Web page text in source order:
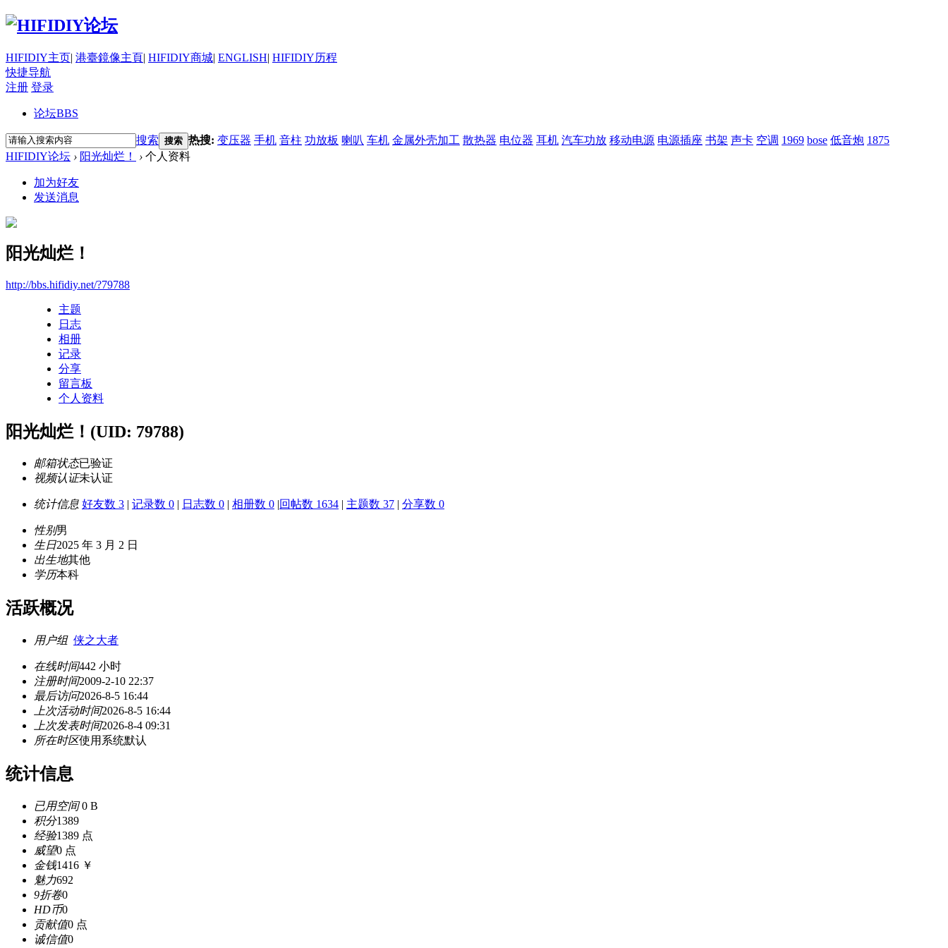
HIFIDIY主页| 港臺鏡像主頁| HIFIDIY商城| ENGLISH| HIFIDIY历程
快捷导航
注册 登录
论坛BBS
搜索 搜索 热搜: 变压器 手机 音柱 功放板 喇叭 车机 金属外壳加工 散热器 电位器 耳机 汽车功放 移动电源 电源插座 书架 声卡 空调 1969 bose 低音炮 1875
HIFIDIY论坛 › 阳光灿烂！ › 个人资料
加为好友
发送消息
阳光灿烂！
http://bbs.hifidiy.net/?79788
主题
日志
相册
记录
分享
留言板
个人资料
阳光灿烂！ (UID: 79788)
邮箱状态已验证
视频认证未认证
统计信息 好友数 3 | 记录数 0 | 日志数 0 | 相册数 0 |回帖数 1634 | 主题数 37 | 分享数 0
性别男
生日2025 年 3 月 2 日
出生地其他
学历本科
活跃概况
用户组 侠之大者
在线时间442 小时
注册时间2009-2-10 22:37
最后访问2026-8-5 16:44
上次活动时间2026-8-5 16:44
上次发表时间2026-8-4 09:31
所在时区使用系统默认
统计信息
已用空间0 B
积分1389
经验1389 点
威望0 点
金钱1416 ￥
魅力692
9折卷0
HD币0
贡献值0 点
诚信值0